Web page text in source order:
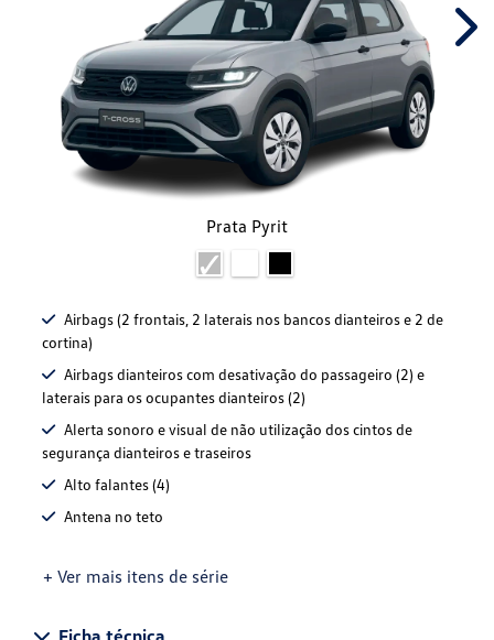
Prata Pyrit
Airbags (2 frontais, 2 laterais nos bancos dianteiros e 2 de
cortina)
Airbags dianteiros com desativação do passageiro (2) e
laterais para os ocupantes dianteiros (2)
Alerta sonoro e visual de não utilização dos cintos de
segurança dianteiros e traseiros
Alto falantes (4)
Antena no teto
+ Ver mais itens de série